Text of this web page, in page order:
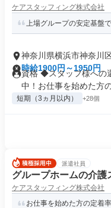
ケアスタッフィング株式会社
上場グループの安定基盤
神奈川県横浜市神奈川
時給1900円～1950円
資格 ◆スタッフ様への
中！お仕事を始めた方
短期（3ヵ月以内） +28個
派遣社員
グループホームの介護
ケアスタッフィング株式会社
お仕事を始めた方の定着